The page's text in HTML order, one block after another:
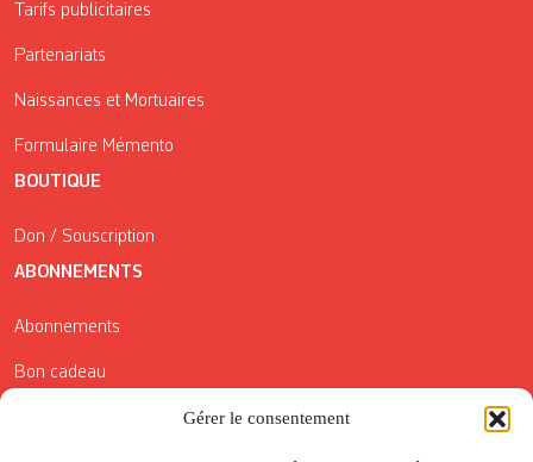
Gérer le consentement
Tarifs publicitaires
Partenariats
Naissances et Mortuaires
Formulaire Mémento
BOUTIQUE
Don / Souscription
ABONNEMENTS
Abonnements
Bon cadeau
Conditions générales de vente